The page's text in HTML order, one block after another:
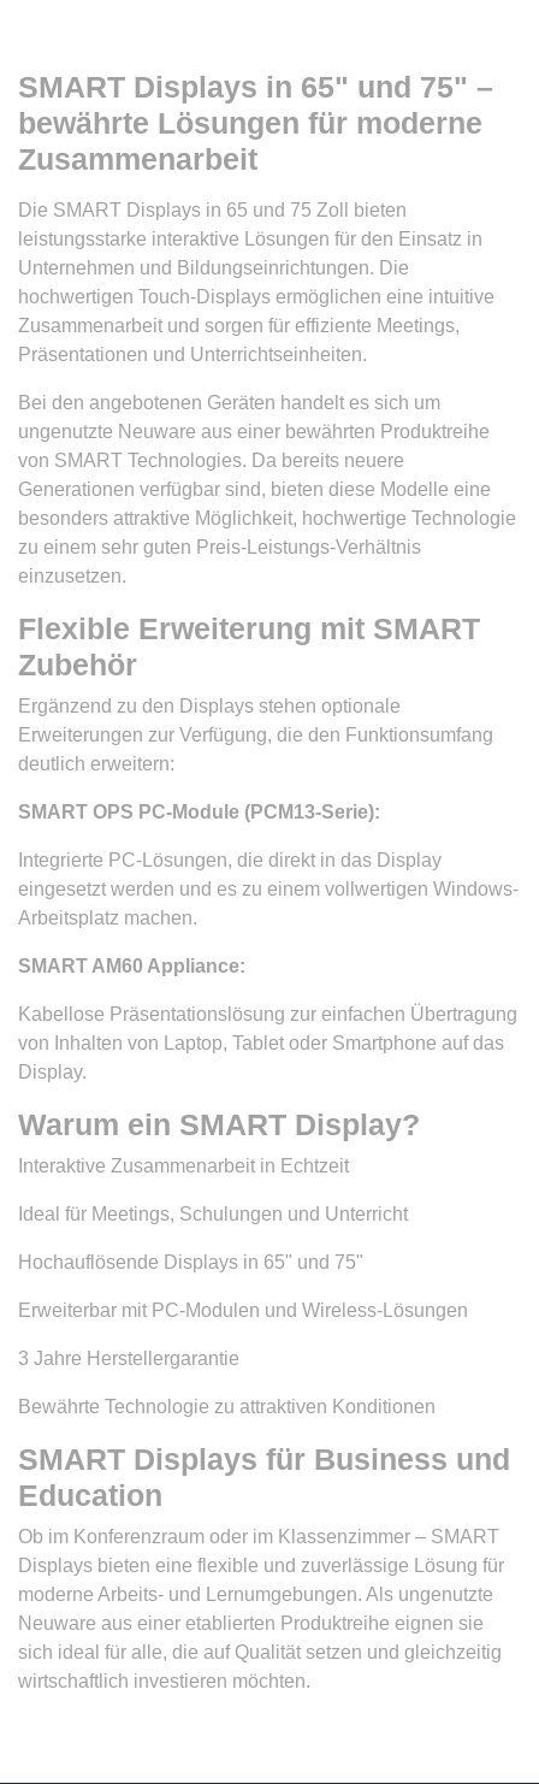
SMART Displays in 65" und 75" –
bewährte Lösungen für moderne
Zusammenarbeit
Die SMART Displays in 65 und 75 Zoll bieten
leistungsstarke interaktive Lösungen für den Einsatz in
Unternehmen und Bildungseinrichtungen. Die
hochwertigen Touch-Displays ermöglichen eine intuitive
Zusammenarbeit und sorgen für effiziente Meetings,
Präsentationen und Unterrichtseinheiten.
Bei den angebotenen Geräten handelt es sich um
ungenutzte Neuware aus einer bewährten Produktreihe
von SMART Technologies. Da bereits neuere
Generationen verfügbar sind, bieten diese Modelle eine
besonders attraktive Möglichkeit, hochwertige Technologie
zu einem sehr guten Preis-Leistungs-Verhältnis
einzusetzen.
Flexible Erweiterung mit SMART
Zubehör
Ergänzend zu den Displays stehen optionale
Erweiterungen zur Verfügung, die den Funktionsumfang
deutlich erweitern:
SMART OPS PC-Module (PCM13-Serie):
Integrierte PC-Lösungen, die direkt in das Display
eingesetzt werden und es zu einem vollwertigen Windows-
Arbeitsplatz machen.
SMART AM60 Appliance:
Kabellose Präsentationslösung zur einfachen Übertragung
von Inhalten von Laptop, Tablet oder Smartphone auf das
Display.
Warum ein SMART Display?
Interaktive Zusammenarbeit in Echtzeit
Ideal für Meetings, Schulungen und Unterricht
Hochauflösende Displays in 65" und 75"
Erweiterbar mit PC-Modulen und Wireless-Lösungen
3 Jahre Herstellergarantie
Bewährte Technologie zu attraktiven Konditionen
SMART Displays für Business und
Education
Ob im Konferenzraum oder im Klassenzimmer – SMART
Displays bieten eine flexible und zuverlässige Lösung für
moderne Arbeits- und Lernumgebungen. Als ungenutzte
Neuware aus einer etablierten Produktreihe eignen sie
sich ideal für alle, die auf Qualität setzen und gleichzeitig
wirtschaftlich investieren möchten.